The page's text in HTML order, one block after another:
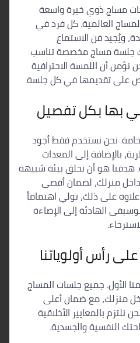
مساج ذوي خبرة واسعة
العالمية. كل فرد في
ويُجيد فن الاستماع
لك جلسة مساج مخصصة تناسب
نؤمن أن اللمسة الاحترافية
على تقديمها في كل جلسة.
بها بكل تفصيل
نحن نستخدم فقط أجود
بالإضافة إلى المعدات
هدفنا هو أن نخلق بيئة شبيهة
داخل منزلك، لضمان أقصى
علاوة على ذلك، نولي اهتماماً
الهادئة إلى الإضاءة
رأس أولوياتنا
جميع جلسات المساج
منزلك، مع ضمان أعلى
نلتزم بالمعايير الأخلاقية
النفسية والجسدية.